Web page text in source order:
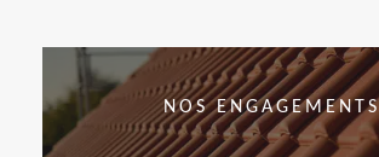
NOS ENGAGEMENTS